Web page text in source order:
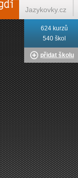
624 kurzů
540 škol
přidat školu
Jazykovky.cz
Italština on-line